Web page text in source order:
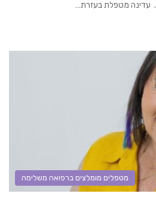
עדינה מטפלת בעזרת…
מטפלים מומלצים ברפואה משלימה